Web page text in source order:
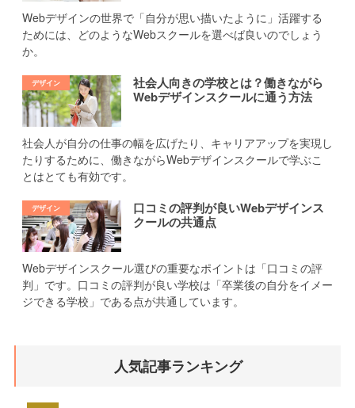
Webデザインの世界で「自分が思い描いたように」活躍する
ためには、どのようなWebスクールを選べば良いのでしょう
か。
社会人向きの学校とは？働きながら
Webデザインスクールに通う方法
社会人が自分の仕事の幅を広げたり、キャリアアップを実現し
たりするために、働きながらWebデザインスクールで学ぶこ
とはとても有効です。
口コミの評判が良いWebデザインス
クールの共通点
Webデザインスクール選びの重要なポイントは「口コミの評
判」です。口コミの評判が良い学校は「卒業後の自分をイメー
ジできる学校」である点が共通しています。
人気記事ランキング